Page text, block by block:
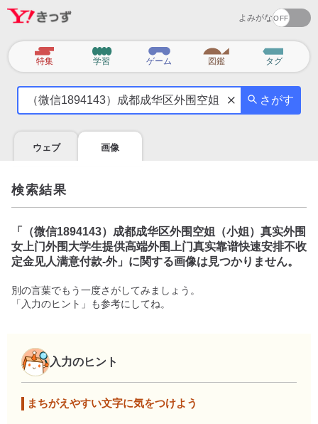
よみがな
カ
テ
特集 学習 ゲーム 図鑑 タグ
気
を
調
べ
よ
う
さがす
ウェブ 画像
検索結果
「
（微信1894143）成都成华区外围空姐（小姐）真实外围
女上门外围大学生提供高端外围上门真实靠谱快速安排不收
定金见人满意付款-外」に関する画像は見つかりません。
別の言葉でもう一度さがしてみましょう。
「入力のヒント」も参考にしてね。
入力のヒント
まちがえやすい文字に気をつけよう